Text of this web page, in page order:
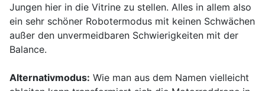
Jungen hier in die Vitrine zu stellen. Alles in allem also
ein sehr schöner Robotermodus mit keinen Schwächen
außer den unvermeidbaren Schwierigkeiten mit der
Balance.
Alternativmodus: Wie man aus dem Namen vielleicht